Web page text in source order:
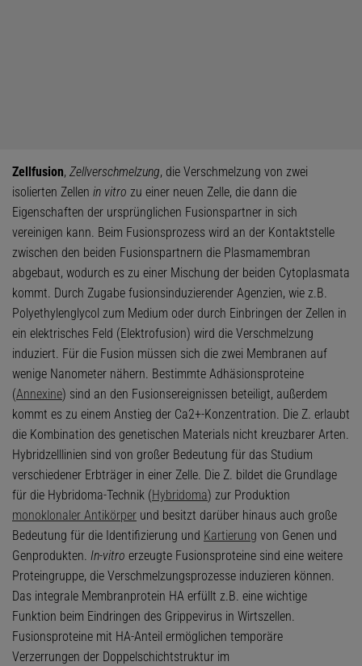
Zellfusion, Zellverschmelzung, die Verschmelzung von zwei
isolierten Zellen in vitro zu einer neuen Zelle, die dann die
Eigenschaften der ursprünglichen Fusionspartner in sich
vereinigen kann. Beim Fusionsprozess wird an der Kontaktstelle
zwischen den beiden Fusionspartnern die Plasmamembran
abgebaut, wodurch es zu einer Mischung der beiden Cytoplasmata
kommt. Durch Zugabe fusionsinduzierender Agenzien, wie z.B.
Polyethylenglycol zum Medium oder durch Einbringen der Zellen in
ein elektrisches Feld (Elektrofusion) wird die Verschmelzung
induziert. Für die Fusion müssen sich die zwei Membranen auf
wenige Nanometer nähern. Bestimmte Adhäsionsproteine
(Annexine) sind an den Fusionsereignissen beteiligt, außerdem
kommt es zu einem Anstieg der Ca2+-Konzentration. Die Z. erlaubt
die Kombination des genetischen Materials nicht kreuzbarer Arten.
Hybridzelllinien sind von großer Bedeutung für das Studium
verschiedener Erbträger in einer Zelle. Die Z. bildet die Grundlage
für die Hybridoma-Technik (Hybridoma) zur Produktion
monoklonaler Antikörper und besitzt darüber hinaus auch große
Bedeutung für die Identifizierung und Kartierung von Genen und
Genprodukten. In-vitro erzeugte Fusionsproteine sind eine weitere
Proteingruppe, die Verschmelzungsprozesse induzieren können.
Das integrale Membranprotein HA erfüllt z.B. eine wichtige
Funktion beim Eindringen des Grippevirus in Wirtszellen.
Fusionsproteine mit HA-Anteil ermöglichen temporäre
Verzerrungen der Doppelschichtstruktur im